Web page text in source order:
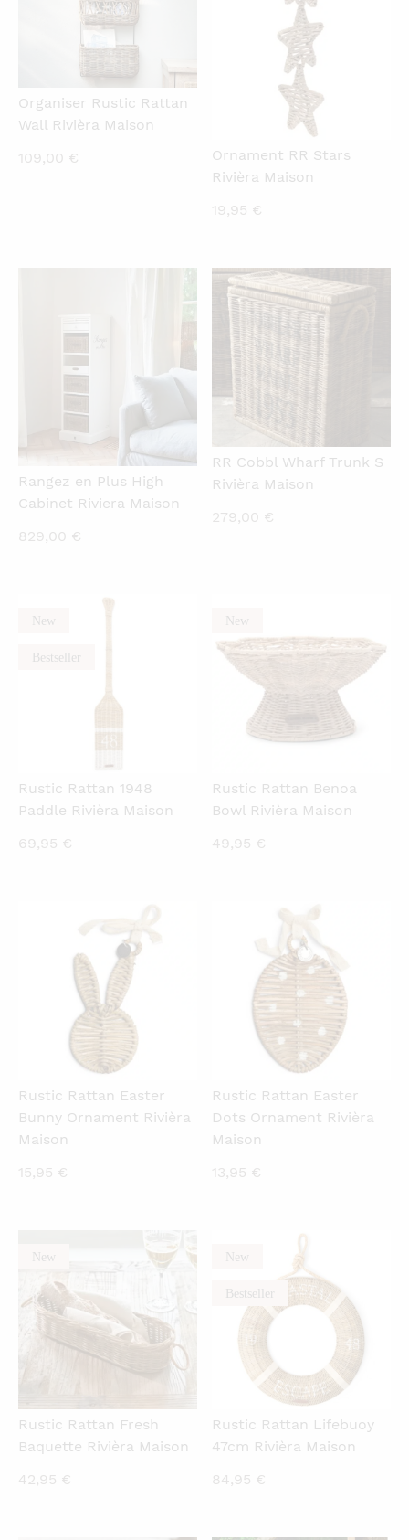
Organiser Rustic Rattan
Wall Rivièra Maison
109,00 €
Ornament RR Stars
Rivièra Maison
19,95 €
Rangez en Plus High
Cabinet Riviera Maison
829,00 €
QUICKVIEW
RR Cobbl Wharf Trunk S
Rivièra Maison
279,00 €
New
Bestseller
Rustic Rattan 1948
Paddle Rivièra Maison
69,95 €
New
Rustic Rattan Benoa
Bowl Rivièra Maison
49,95 €
Rustic Rattan Easter
Bunny Ornament Rivièra
Maison
15,95 €
Rustic Rattan Easter
Dots Ornament Rivièra
Maison
13,95 €
New
Rustic Rattan Fresh
Baquette Rivièra Maison
42,95 €
New
Bestseller
QUICKVIEW
Rustic Rattan Lifebuoy
47cm Rivièra Maison
84,95 €